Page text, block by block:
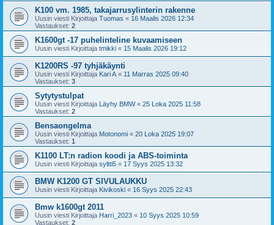
K100 vm. 1985, takajarrusylinterin rakenne
Uusin viesti Kirjoittaja Tuomas « 16 Maalis 2026 12:34
Vastaukset: 2
K1600gt -17 puhelinteline kuvaamiseen
Uusin viesti Kirjoittaja tmikki « 15 Maalis 2026 19:12
K1200RS -97 tyhjäkäynti
Uusin viesti Kirjoittaja Kari A « 11 Marras 2025 09:40
Vastaukset: 3
Sytytystulpat
Uusin viesti Kirjoittaja Läyhy BMW« 25 Loka 2025 11:58
Vastaukset: 2
Bensaongelma
Uusin viesti Kirjoittaja Motonomi « 20 Loka 2025 19:07
Vastaukset: 1
K1100 LT:n radion koodi ja ABS-toiminta
Uusin viesti Kirjoittaja syltti5 « 17 Syys 2025 13:32
BMW K1200 GT SIVULAUKKU
Uusin viesti Kirjoittaja Kivikoski « 16 Syys 2025 22:43
Bmw k1600gt 2011
Uusin viesti Kirjoittaja Harri_2023 « 10 Syys 2025 10:59
Vastaukset: 2